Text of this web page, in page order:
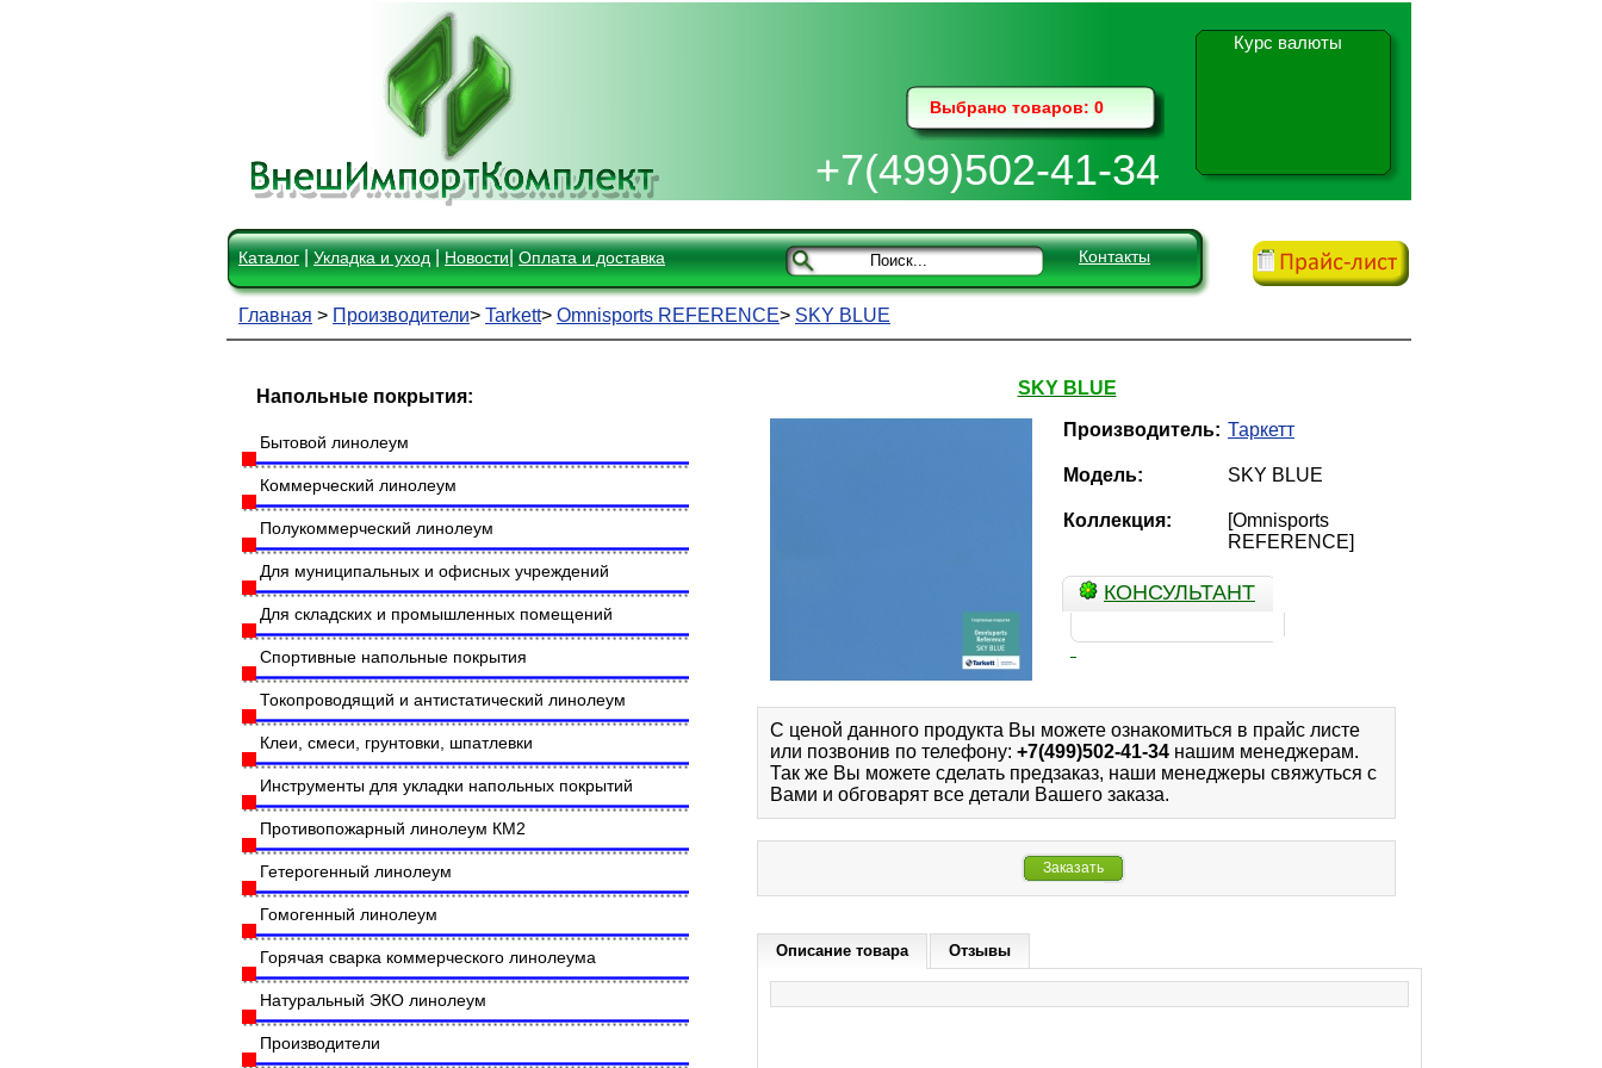
Выбрано товаров: 0
+7(499)502-41-34
Курс валюты
Каталог Укладка и уход Новости Оплата и доставка Контакты
Главная > Производители> Tarkett> Omnisports REFERENCE> SKY BLUE
Напольные покрытия:
Бытовой линолеум
Коммерческий линолеум
Полукоммерческий линолеум
Для муниципальных и офисных учреждений
Для складских и промышленных помещений
Спортивные напольные покрытия
Токопроводящий и антистатический линолеум
Клеи, смеси, грунтовки, шпатлевки
Инструменты для укладки напольных покрытий
Противопожарный линолеум КМ2
Гетерогенный линолеум
Гомогенный линолеум
Горячая сварка коммерческого линолеума
Натуральный ЭКО линолеум
Производители
SKY BLUE
Производитель: Таркетт
Модель: SKY BLUE
Коллекция:
[Omnisports
REFERENCE]
КОНСУЛЬТАНТ
С ценой данного продукта Вы можете ознакомиться в прайс листе
или позвонив по телефону: +7(499)502-41-34 нашим менеджерам.
Так же Вы можете сделать предзаказ, наши менеджеры свяжуться с
Вами и обговарят все детали Вашего заказа.
Заказать
Описание товара Отзывы